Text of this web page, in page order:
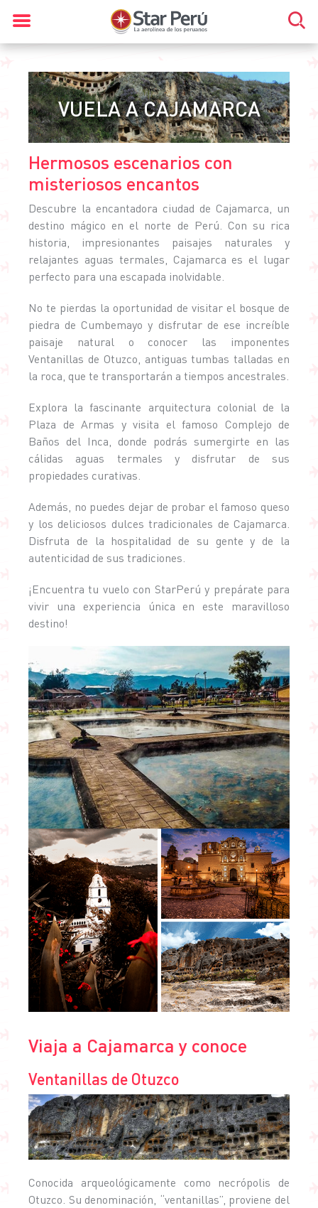
VUELA A CAJAMARCA
Hermosos escenarios con
misteriosos encantos
Descubre la encantadora ciudad de Cajamarca, un
destino mágico en el norte de Perú. Con su rica
historia, impresionantes paisajes naturales y
relajantes aguas termales, Cajamarca es el lugar
perfecto para una escapada inolvidable.
No te pierdas la oportunidad de visitar el bosque de
piedra de Cumbemayo y disfrutar de ese increíble
paisaje natural o conocer las imponentes
Ventanillas de Otuzco, antiguas tumbas talladas en
la roca, que te transportarán a tiempos ancestrales.
Explora la fascinante arquitectura colonial de la
Plaza de Armas y visita el famoso Complejo de
Baños del Inca, donde podrás sumergirte en las
cálidas aguas termales y disfrutar de sus
propiedades curativas.
Además, no puedes dejar de probar el famoso queso
y los deliciosos dulces tradicionales de Cajamarca.
Disfruta de la hospitalidad de su gente y de la
autenticidad de sus tradiciones.
¡Encuentra tu vuelo con StarPerú y prepárate para
vivir una experiencia única en este maravilloso
destino!
Viaja a Cajamarca y conoce
Ventanillas de Otuzco
Conocida arqueológicamente como necrópolis de
Otuzco. Su denominación, “ventanillas”, proviene del